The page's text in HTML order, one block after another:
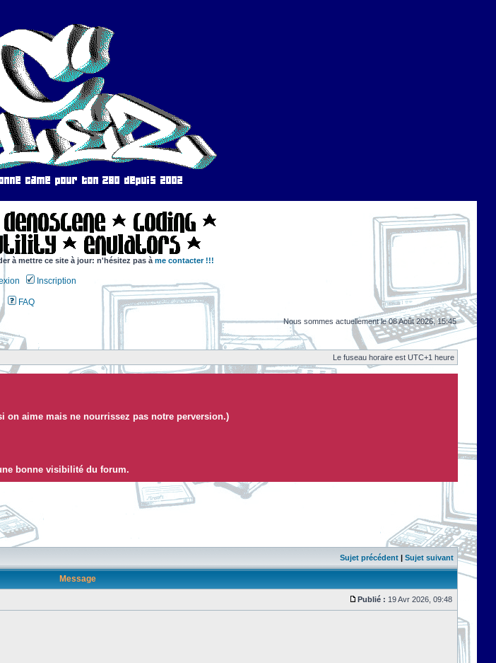
à mettre ce site à jour: n'hésitez pas à me contacter !!!
Inscription
FAQ
Nous sommes actuellement le 08 Août 2026, 15:45
Le fuseau horaire est UTC+1 heure
on aime mais ne nourrissez pas notre perversion.)
bonne visibilité du forum.
Sujet précédent | Sujet suivant
Message
Publié : 19 Avr 2026, 09:48